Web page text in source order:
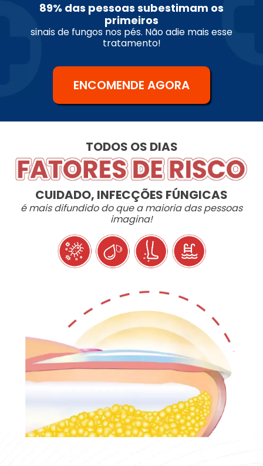
89% das pessoas subestimam os
primeiros
sinais de fungos nos pés. Não adie mais esse
tratamento!
ENCOMENDE AGORA
TODOS OS DIAS
CUIDADO, INFECÇÕES FÚNGICAS
é mais difundido do que a maioria das pessoas
imagina!